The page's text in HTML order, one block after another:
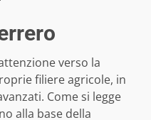
verso la
filiere agricole, in
Come si legge
alla base della